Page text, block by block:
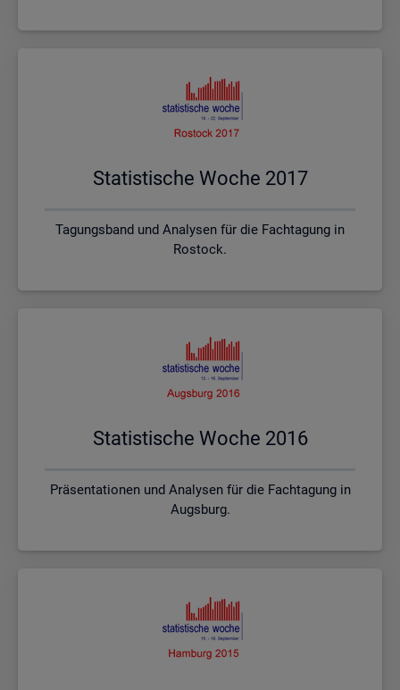
Sta­tis­ti­sche Woche 2017
Tagungsband und Analysen für die Fachtagung in
Rostock.
Sta­tis­ti­sche Woche 2016
Präsentationen und Analysen für die Fachtagung in
Augsburg.